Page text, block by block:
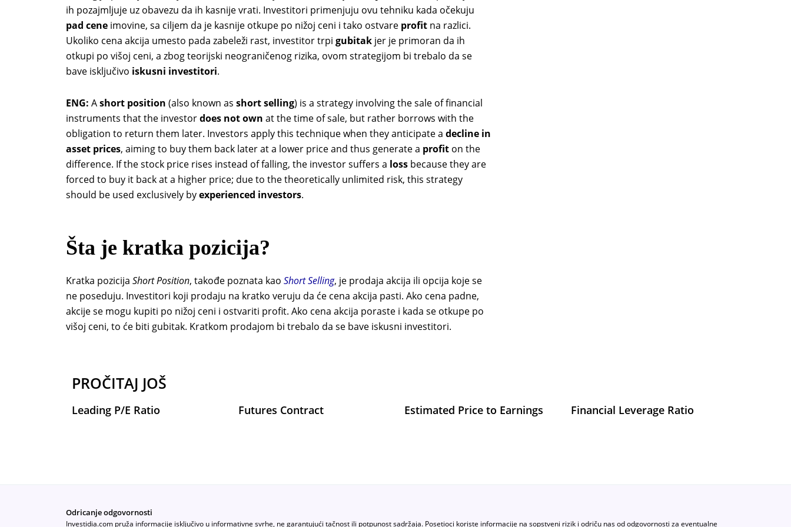
ih pozajmljuje uz obavezu da ih kasnije vrati. Investitori primenjuju ovu tehniku kada očekuju
pad cene imovine, sa ciljem da je kasnije otkupe po nižoj ceni i tako ostvare profit na razlici.
Ukoliko cena akcija umesto pada zabeleži rast, investitor trpi gubitak jer je primoran da ih
otkupi po višoj ceni, a zbog teorijski neograničenog rizika, ovom strategijom bi trebalo da se
bave isključivo iskusni investitori.
ENG: Ashort position (also known as short selling) is a strategy involving the sale of financial
instruments that the investordoes not own at the time of sale, but rather borrows with the
obligation to return them later. Investors apply this technique when they anticipate a decline in
asset prices, aiming to buy them back later at a lower price and thus generate a profit on the
difference. If the stock price rises instead of falling, the investor suffers a loss because they are
forced to buy it back at a higher price; due to the theoretically unlimited risk, this strategy
should be used exclusively byexperienced investors.
Šta je kratka pozicija?
Kratka pozicija Short Position, takođe poznata kao Short Selling, je prodaja akcija ili opcija koje se
ne poseduju. Investitori koji prodaju na kratko veruju da će cena akcija pasti. Ako cena padne,
akcije se mogu kupiti po nižoj ceni i ostvariti profit. Ako cena akcija poraste i kada se otkupe po
višoj ceni, to će biti gubitak. Kratkom prodajom bi trebalo da se bave iskusni investitori.
PROČITAJ JOŠ
Leading P/E Ratio Futures Contract Estimated Price to Earnings Financial Leverage Ratio
Odricanje odgovornosti
Investidia.com pruža informacije isključivo u informativne svrhe, ne garantujući tačnost ili potpunost sadržaja. Posetioci koriste informacije na sopstveni rizik i odriču nas od odgovornosti za eventualne